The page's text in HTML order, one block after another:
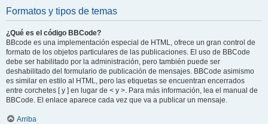
Formatos y tipos de temas
¿Qué es el código BBCode?
BBcode es una implementación especial de HTML, ofrece un gran control de
formato de los objetos particulares de las publicaciones. El uso de BBCode
debe ser habilitado por la administración, pero también puede ser
deshabilitado del formulario de publicación de mensajes. BBCode asimismo
es similar en estilo al HTML, pero las etiquetas se encuentran encerrados
entre corchetes [ y ] en lugar de < y >. Para más información, lea el manual de
BBCode. El enlace aparece cada vez que va a publicar un mensaje.
Arriba